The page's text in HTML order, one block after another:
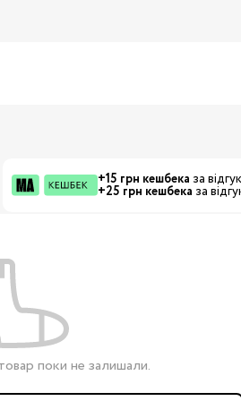
32
34.5
38
24
+15 грн кешбека за
+25 грн кешбека за
поки не залишали.